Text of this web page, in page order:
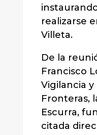
realizarse
Villeta.
De la
Francisco
Vigilancia
Fronteras,
Escurra,
citada